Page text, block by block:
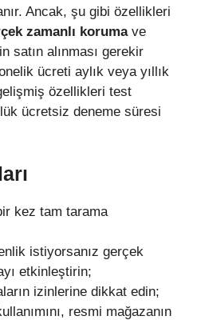
Ancak, şu gibi özellikleri
zamanlı korumave
satın alınması gerekir
ücreti aylık veya yıllık
özellikleri test
ücretsiz deneme süresi
kez tam tarama
istiyorsanız gerçek
etkinleştirin;
izinlerine dikkat edin;
resmi mağazanın